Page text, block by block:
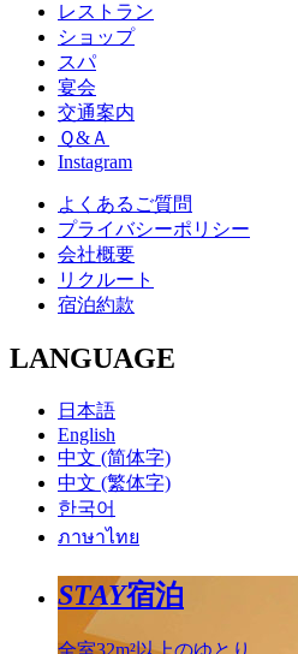
レストラン
ショップ
スパ
宴会
交通案内
Ｑ&Ａ
Instagram
よくあるご質問
プライバシーポリシー
会社概要
リクルート
宿泊約款
LANGUAGE
日本語
English
中文 (简体字)
中文 (繁体字)
한국어
ภาษาไทย
STAY宿泊
全室32m²以上のゆとり